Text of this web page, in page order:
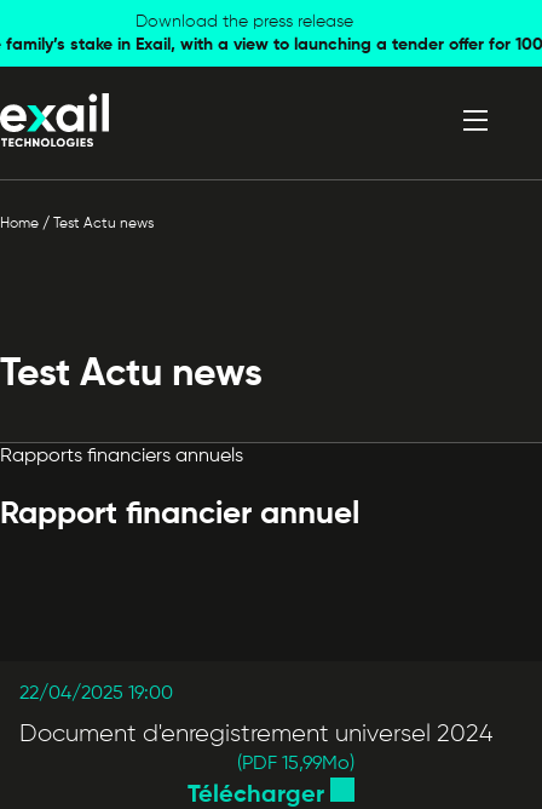
navigation
content
Download the press release
stake in Exail, with a view to launching a tender offer for
Home / Test Actu news
Test Actu news
Rapports financiers annuels
Rapport financier annuel
22/04/2025 19:00
Document d'enregistrement universel 2024
(PDF 15,99Mo)
Télécharger